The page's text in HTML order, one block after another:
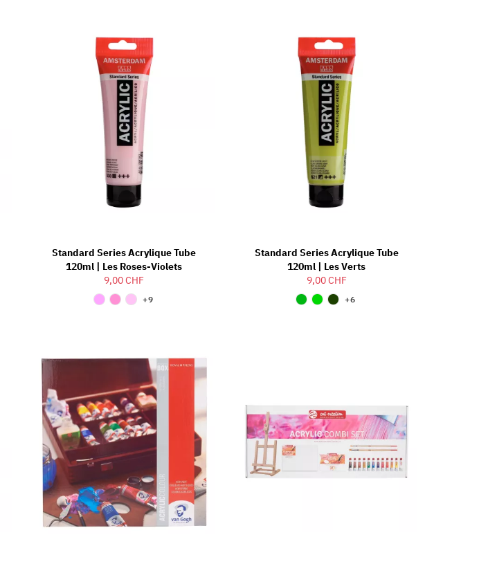
Standard Series Acrylique Tube
120ml | Les Roses-Violets
9,00 CHF
+9
Standard Series Acrylique Tube
120ml | Les Verts
9,00 CHF
+6